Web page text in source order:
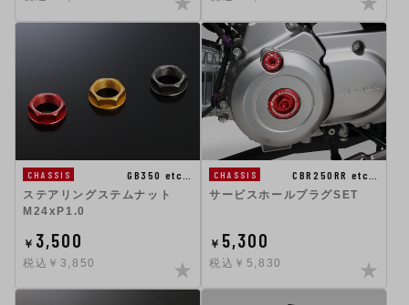
CHASSIS
GB350 etc…
ステアリングステムナット
M24xP1.0
￥ 3,500
税込￥3,850
CHASSIS
CBR250RR etc…
サービスホールプラグSET
￥ 5,300
税込￥5,830